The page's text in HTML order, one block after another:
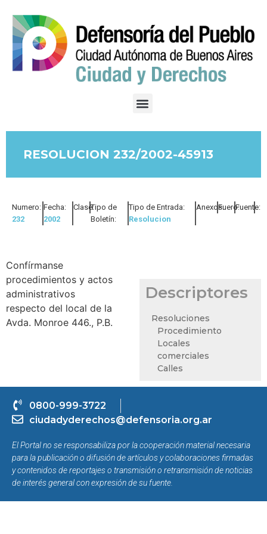
RESOLUCION 232/2002-45913
Numero:
232
Fecha:
2002
Clase:Tipo de
Boletín:
Tipo de Entrada:
Resolucion
Anexos:Fuero:Fuente:
Confírmanse
procedimientos y actos
administrativos
respecto del local de la
Avda. Monroe 446., P.B.
Descriptores
Resoluciones
Procedimiento
Locales
comerciales
Calles
0800-999-3722
ciudadyderechos@defensoria.org.ar
El Portal no se responsabiliza por la cooperación material necesaria
para la publicación o difusión de artículos y colaboraciones firmadas
y contenidos de reportajes o transmisión o retransmisión de noticias
de interés general con expresión de su fuente.